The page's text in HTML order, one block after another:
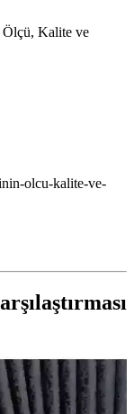
Ölçü, Kalite ve
olcu-kalite-ve-